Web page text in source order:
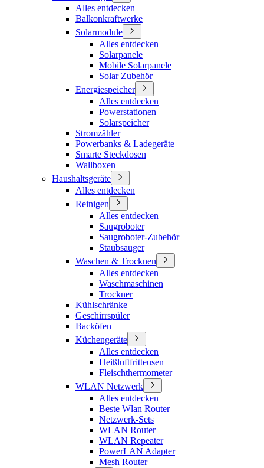
Alles entdecken
Balkonkraftwerke
Solarmodule
Alles entdecken
Solarpanele
Mobile Solarpanele
Solar Zubehör
Energiespeicher
Alles entdecken
Powerstationen
Solarspeicher
Stromzähler
Powerbanks & Ladegeräte
Smarte Steckdosen
Wallboxen
Haushaltsgeräte
Alles entdecken
Reinigen
Alles entdecken
Saugroboter
Saugroboter-Zubehör
Staubsauger
Waschen & Trocknen
Alles entdecken
Waschmaschinen
Trockner
Kühlschränke
Geschirrspüler
Backöfen
Küchengeräte
Alles entdecken
Heißluftfritteusen
Fleischthermometer
WLAN Netzwerk
Alles entdecken
Beste Wlan Router
Netzwerk-Sets
WLAN Router
WLAN Repeater
PowerLAN Adapter
Mesh Router